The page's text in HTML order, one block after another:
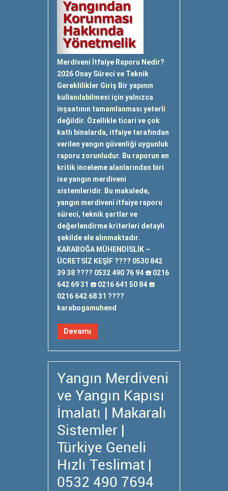
Merdiveni İtfaiye Raporu Nedir?
2026 Onay Süreci ve Teknik
Gereklilikler Giriş Bir yapının
kullanılabilmesi için yalnızca
inşaatının tamamlanması yeterli
değildir. Özellikle ticari ve çok
katlı binalarda, itfaiye tarafından
verilen yangın güvenliği uygunluk
raporu zorunludur. Bu raporun en
kritik inceleme alanlarından biri
ise yangın merdiveni
sistemleridir. Bu makalede,
yangın merdiveni itfaiye raporu
süreci, teknik şartlar ve
değerlendirme kriterleri detaylı
şekilde ele alınmaktadır.
KARABOĞA MÜHENDİSLİK –
ÜCRETSİZ KEŞİF ???? 0530 842
39 38 ???? 0532 490 76 94 ☎️ 0216
642 69 31 ☎️ 0216 641 50 84 ☎️
0216 642 68 31 ????
karabogamuhend
Devamı
Yangın Merdiveni
ve Yangın Kapısı
İmalatı | Makaralı
Sistemler |
Türkiye Geneli
Hızlı Teslimat |
0532 490 7694